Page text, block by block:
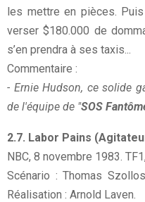
les mettre en pièces.
verser $180.000 de
s’en prendra à ses taxis...
Commentaire :
- Ernie Hudson, ce solide
de l'équipe de "SOS
2.7. Labor Pains
NBC, 8 novembre 1983.
Scénario : Thomas
Réalisation : Arnold Laven.